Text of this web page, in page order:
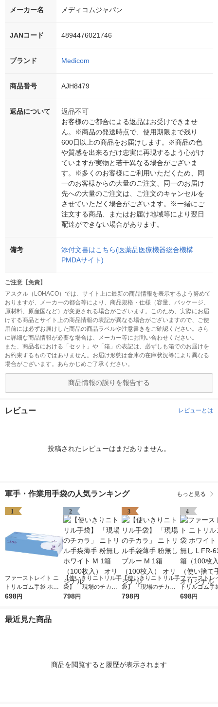
メーカー名 メディコムジャパン
JANコード 4894476021746
ブランド Medicom
商品番号 AJH8479
返品について
返品不可
お客様のご都合による返品はお受けできませ
ん。※商品の発送時点で、使用期限まで残り
600日以上の商品をお届けします。※商品の色
や質感を出来るだけ忠実に再現するよう心がけ
ていますが実物と若干異なる場合がございま
す。※多くのお客様にご利用いただくため、同
一のお客様からの大量のご注文、同一のお届け
先への大量のご注文は、ご注文のキャンセルを
させていただく場合がございます。※一緒にご
注文する商品、またはお届け地域等により翌日
配達ができない場合があります。
備考
添付文書はこちら(医薬品医療機器総合機構
PMDAサイト)
ご注意【免責】
アスクル（LOHACO）では、サイト上に最新の商品情報を表示するよう努めて
おりますが、メーカーの都合等により、商品規格・仕様（容量、パッケージ、
原材料、原産国など）が変更される場合がございます。このため、実際にお届
けする商品とサイト上の商品情報の表記が異なる場合がございますので、ご使
用前には必ずお届けした商品の商品ラベルや注意書きをご確認ください。さら
に詳細な商品情報が必要な場合は、メーカー等にお問い合わせください。
また、商品名における「セット」や「箱」の表記は、必ずしも箱でのお届けを
お約束するものではありません。お届け形態は倉庫の在庫状況等により異なる
場合がございます。あらかじめご了承ください。
商品情報の誤りを報告する
レビュー レビューとは
投稿されたレビューはまだありません。
軍手・作業用手袋の人気ランキング もっと見る
1
ファーストレイト ニ
トリルゴム手袋 ホワ
イト 35粉無し M FR-6
リジナル
698円
2
【使いきりニトリル手
袋】 「現場のチカ
ラ」 ニトリル手袋薄
798円
3
【使いきりニトリル手
袋】 「現場のチカ
ラ」 ニトリル手袋薄
798円
4
ファーストレ
トリルゴム手
イト 35粉無
698円
最近見た商品
商品を閲覧すると履歴が表示されます